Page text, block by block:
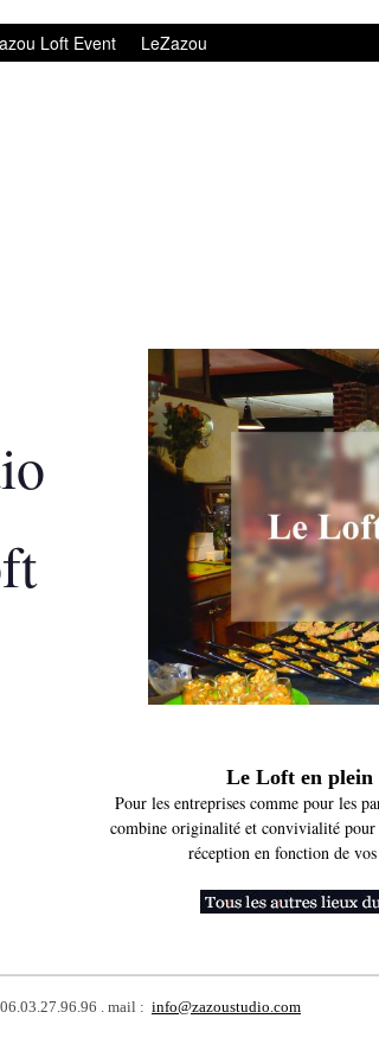
Loft Event LeZazou
Le Loft en plein
Pour les entreprises comme pour les
combine originalité et convivialité pour
réception en fonction de
. mail : info@zazoustudio.com